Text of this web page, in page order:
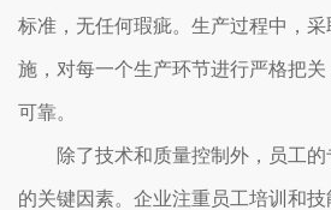
标准，无任何瑕疵。生产过程中，
施，对每一个生产环节进行严格把
可靠。
除了技术和质量控制外，员工
的关键因素。企业注重员工培训和